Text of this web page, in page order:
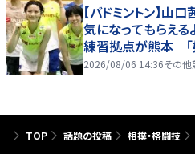
【バドミントン】
気になってもらえ
練習拠点が熊本 「
たり前じゃない」
2026/08/06 14:36その他
TOP 話題の投稿 相撲・格闘技